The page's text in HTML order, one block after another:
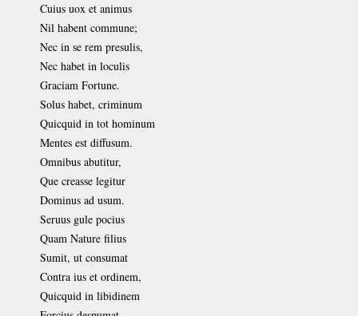
Cuius uox et animus
Nil habent commune;
Nec in se rem presulis,
Nec habet in loculis
Graciam Fortune.
Solus habet, criminum
Quicquid in tot hominum
Mentes est diffusum.
Omnibus abutitur,
Que creasse legitur
Dominus ad usum.
Seruus gule pocius
Quam Nature filius
Sumit, ut consumat
Contra ius et ordinem,
Quicquid in libidinem